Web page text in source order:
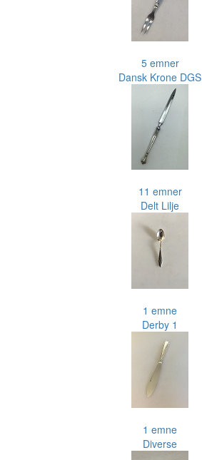
5 emner
Dansk Krone DGS
11 emner
Delt Lilje
1 emne
Derby 1
1 emne
Diverse